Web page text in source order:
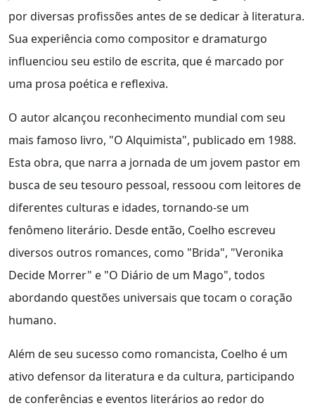
por diversas profissões antes de se dedicar à literatura.
Sua experiência como compositor e dramaturgo
influenciou seu estilo de escrita, que é marcado por
uma prosa poética e reflexiva.
O autor alcançou reconhecimento mundial com seu
mais famoso livro, "O Alquimista", publicado em 1988.
Esta obra, que narra a jornada de um jovem pastor em
busca de seu tesouro pessoal, ressoou com leitores de
diferentes culturas e idades, tornando-se um
fenômeno literário. Desde então, Coelho escreveu
diversos outros romances, como "Brida", "Veronika
Decide Morrer" e "O Diário de um Mago", todos
abordando questões universais que tocam o coração
humano.
Além de seu sucesso como romancista, Coelho é um
ativo defensor da literatura e da cultura, participando
de conferências e eventos literários ao redor do